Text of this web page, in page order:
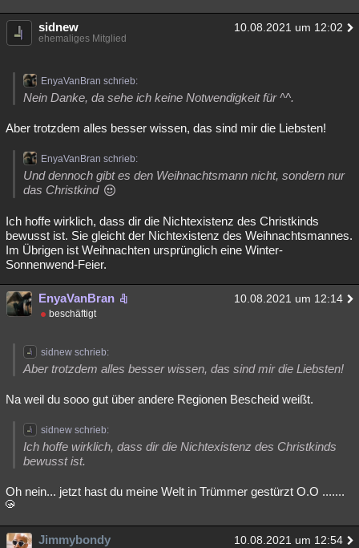
sidnew 10.08.2021 um 12:02
ehemaliges Mitglied
EnyaVanBran schrieb:
Nein Danke, da sehe ich keine Notwendigkeit für ^^.
Aber trotzdem alles besser wissen, das sind mir die Liebsten!
EnyaVanBran schrieb:
Und dennoch gibt es den Weihnachtsmann nicht, sondern nur
das Christkind
Ich hoffe wirklich, dass dir die Nichtexistenz des Christkinds
bewusst ist. Sie gleicht der Nichtexistenz des Weihnachtsmannes.
Im Übrigen ist Weihnachten ursprünglich eine Winter-
Sonnenwend-Feier.
EnyaVanBran 10.08.2021 um 12:14
beschäftigt
sidnew schrieb:
Aber trotzdem alles besser wissen, das sind mir die Liebsten!
Na weil du sooo gut über andere Regionen Bescheid weißt.
sidnew schrieb:
Ich hoffe wirklich, dass dir die Nichtexistenz des Christkinds
bewusst ist.
Oh nein... jetzt hast du meine Welt in Trümmer gestürzt O.O .......
Jimmybondy 10.08.2021 um 12:54